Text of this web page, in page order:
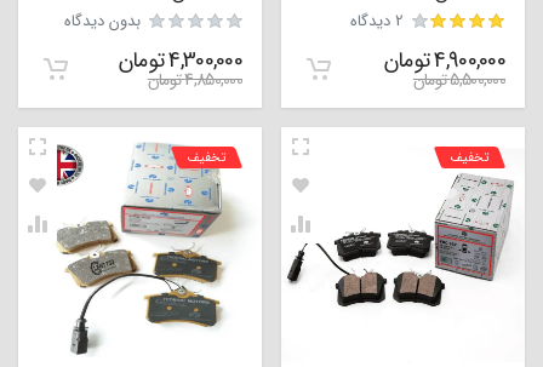
مشتری
2 دیدگاه
4,900,000تومان
5,500,000تومان
بدون دیدگاه
4,300,000تومان
4,850,000تومان
تخفیف تخفیف